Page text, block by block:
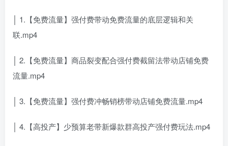
│ 1.【免费流量】强付费带动免费流量的底层逻辑和关
联.mp4
│ 2.【免费流量】商品裂变配合强付费截留法带动店铺免费
流量.mp4
│ 3.【免费流量】强付费冲畅销榜带动店铺免费流量.mp4
│ 4.【高投产】少预算老带新爆款群高投产强付费玩法.mp4